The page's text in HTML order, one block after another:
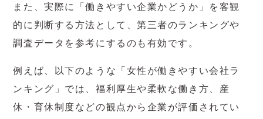
また、実際に「働きやすい企業かどうか」を客観
的に判断する方法として、第三者のランキングや
調査データを参考にするのも有効です。
例えば、以下のような「女性が働きやすい会社ラ
ンキング」では、福利厚生や柔軟な働き方、産
休・育休制度などの観点から企業が評価されてい